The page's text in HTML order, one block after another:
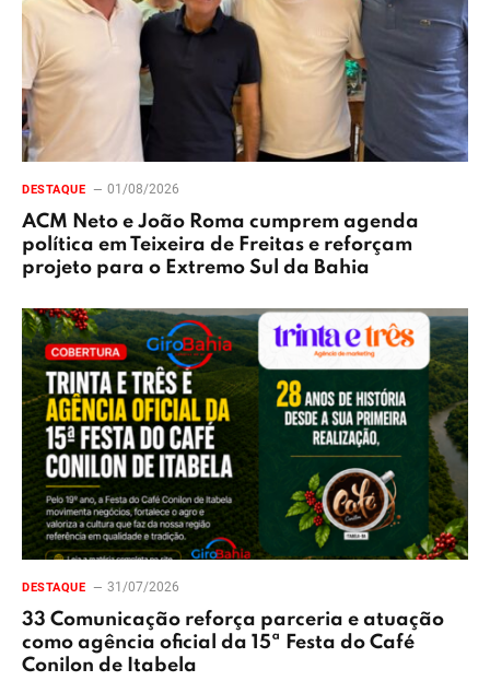
DESTAQUE 01/08/2026
ACM Neto e João Roma cumprem agenda
política em Teixeira de Freitas e reforçam
projeto para o Extremo Sul da Bahia
DESTAQUE 31/07/2026
33 Comunicação reforça parceria e atuação
como agência oficial da 15ª Festa do Café
Conilon de Itabela